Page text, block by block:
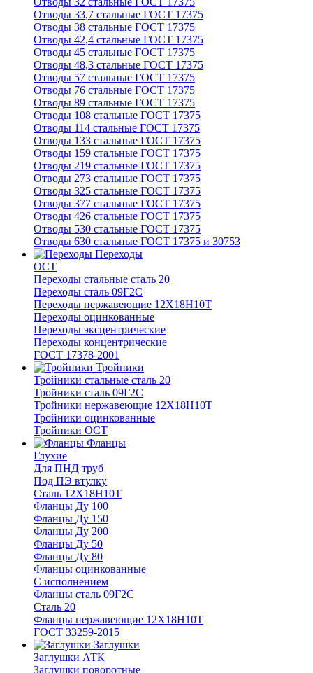
Отводы 33,7 стальные ГОСТ 17375
Отводы 38 стальные ГОСТ 17375
Отводы 42,4 стальные ГОСТ 17375
Отводы 45 стальные ГОСТ 17375
Отводы 48,3 стальные ГОСТ 17375
Отводы 57 стальные ГОСТ 17375
Отводы 76 стальные ГОСТ 17375
Отводы 89 стальные ГОСТ 17375
Отводы 108 стальные ГОСТ 17375
Отводы 114 стальные ГОСТ 17375
Отводы 133 стальные ГОСТ 17375
Отводы 159 стальные ГОСТ 17375
Отводы 219 стальные ГОСТ 17375
Отводы 273 стальные ГОСТ 17375
Отводы 325 стальные ГОСТ 17375
Отводы 377 стальные ГОСТ 17375
Отводы 426 стальные ГОСТ 17375
Отводы 530 стальные ГОСТ 17375
Отводы 630 стальные ГОСТ 17375 и 30753
Переходы
ОСТ
Переходы стальные сталь 20
Переходы сталь 09Г2С
Переходы нержавеющие 12Х18Н10Т
Переходы оцинкованные
Переходы эксцентрические
Переходы концентрические
ГОСТ 17378-2001
Тройники
Тройники стальные сталь 20
Тройники сталь 09Г2С
Тройники нержавеющие 12Х18Н10Т
Тройники оцинкованные
Тройники ОСТ
Фланцы
Глухие
Для ПНД труб
Под ПЭ втулку
Сталь 12Х18Н10Т
Фланцы Ду 100
Фланцы Ду 150
Фланцы Ду 200
Фланцы Ду 50
Фланцы Ду 80
Фланцы оцинкованные
С исполнением
Фланцы сталь 09Г2С
Сталь 20
Фланцы нержавеющие 12Х18Н10Т
ГОСТ 33259-2015
Заглушки
Заглушки АТК
Заглушки поворотные